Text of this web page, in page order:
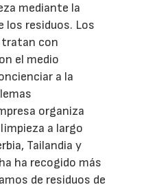
mediante la
los residuos. Los
tratan con
el medio
a la
organiza
a largo
Tailandia y
ha recogido más
de residuos de